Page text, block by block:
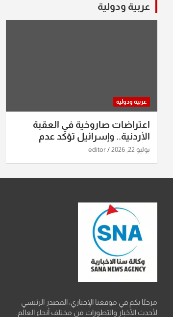
عربية ودولية
عربية ودولية
اعتراضات صاروخية في العقبة
الأردنية.. وإسرائيل تؤكد عدم
استهدافها
يوليو 22, 2026 editor
مرحبًا بكم في موقعنا الإخباري، المصدر الرئيسي
لأحدث الأخبار والتطورات من مختلف أنحاء العالم.